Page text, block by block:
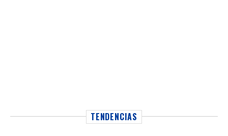
TENDENCIAS